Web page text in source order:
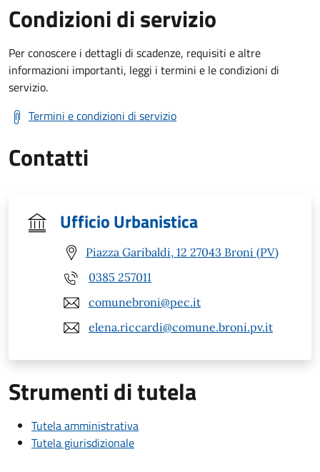
Condizioni di servizio
Per conoscere i dettagli di scadenze, requisiti e altre
informazioni importanti, leggi i termini e le condizioni di
servizio.
Termini e condizioni di servizio
Contatti
Ufficio Urbanistica
Piazza Garibaldi, 12 27043 Broni (PV)
0385 257011
comunebroni@pec.it
elena.riccardi@comune.broni.pv.it
Strumenti di tutela
Tutela amministrativa
Tutela giurisdizionale